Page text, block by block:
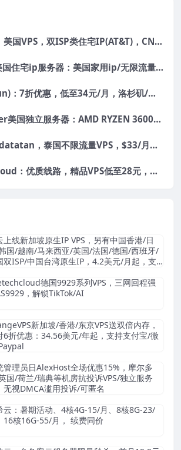
SixtyNet：美国VPS，双ISP类住宅IP(AT&T)，CN2 GIA网络，超高DDoS防御，$14/月，2G内存/2核/40gSSD/5T流量/10Gbps带宽
XenSpec美国住宅ip服务器：美国家用ip/无限流量/10Gbps独享带宽/449美元/月起，支持支付宝
奈云(naiyun)：7折优惠，低至34元/月，洛杉矶/香港机房，三网CN2 GIA/CUII/高防保护，解锁Chatgpt/Tiktok
InterServer美国独立服务器：AMD RYZEN 3600X处理器，75美元/月，送40美元
泰国VPS：datatan，泰国不限流量VPS，$33/月，4G内存/3核/60gSSD
onetechcloud：优质线路，精品VPS低至28元，美国三网原生CN2 GIA（高防可选）、香港CN2、韩国CN2
上线新加坡原生IP VPS，另有中国香港/日
国/越南/马来西亚/英国/法国/德国/西班牙/
双ISP/中国台湾原生IP，4.2美元/月起，支
德国9929系列VPS，三网回程强
，解锁TikTok/AI
新加坡/香港/东京VPS送双倍内存，
6折优惠：34.56美元/年起，支持支付宝/微
管理员日AlexHost全场优惠15%，摩尔多
国/荷兰/瑞典等机房抗投诉VPS/独立服务
无视DMCA滥用投诉/可匿名
云：暑期活动、4核4G-15/月、8核8G-23/
16核16G-55/月， 续费同价